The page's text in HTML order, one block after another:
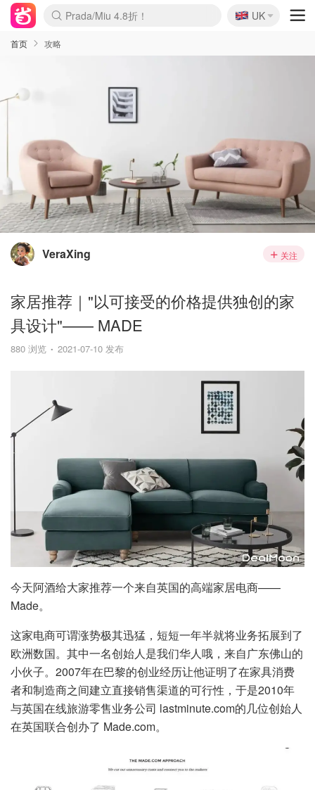
Prada/Miu 4.8折！
🇬🇧
UK
首页 攻略
VeraXing 关注
家居推荐｜"以可接受的价格提供独创的家
具设计"—— MADE
880 浏览 2021-07-10 发布
今天阿酒给大家推荐一个来自英国的高端家居电商——
Made。
这家电商可谓涨势极其迅猛，短短一年半就将业务拓展到了
欧洲数国。其中一名创始人是我们华人哦，来自广东佛山的
小伙子。2007年在巴黎的创业经历让他证明了在家具消费
者和制造商之间建立直接销售渠道的可行性，于是2010年
与英国在线旅游零售业务公司 lastminute.com的几位创始人
在英国联合创办了 Made.com。